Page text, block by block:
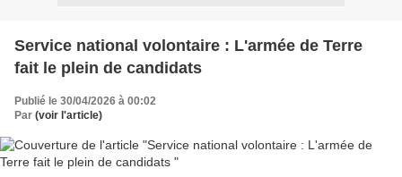
Service national volontaire : L'armée de Terre
fait le plein de candidats
Publié le 30/04/2026 à 00:02
Par (voir l'article)